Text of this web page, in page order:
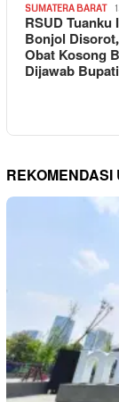
SUMATERA BARAT
RSUD Tuanku
Bonjol
Obat Kosong
Dijawab Bupati